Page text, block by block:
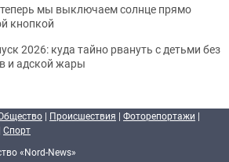
мы выключаем солнце прямо
кнопкой
2026: куда тайно рвануть с детьми без
и адской жары
| Происшествия | Фоторепортажи |
Спорт
«Nord-News»